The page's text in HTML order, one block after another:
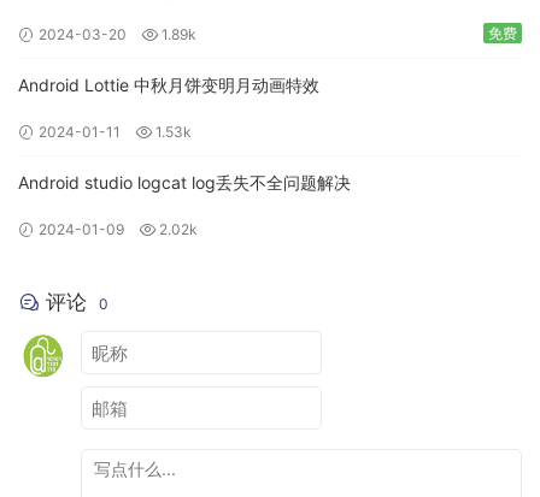
2024-03-20 1.89k 免费
Android Lottie 中秋月饼变明月动画特效
2024-01-11 1.53k
Android studio logcat log丢失不全问题解决
2024-01-09 2.02k
评论 0